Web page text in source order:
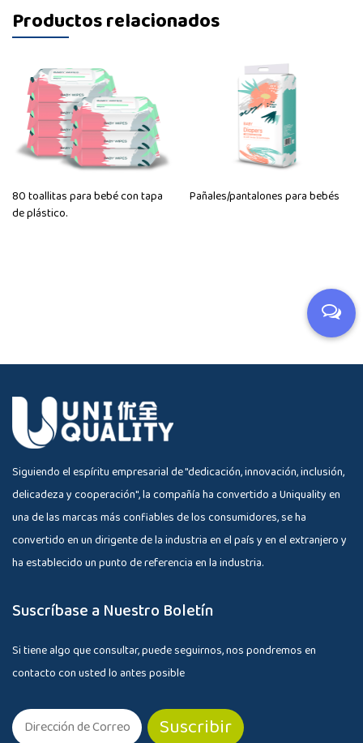
Productos relacionados
80 toallitas para bebé con tapa
de plástico.
Pañales/pantalones para bebés
Siguiendo el espíritu empresarial de "dedicación, innovación, inclusión,
delicadeza y cooperación", la compañía ha convertido a Uniquality en
una de las marcas más confiables de los consumidores, se ha
convertido en un dirigente de la industria en el país y en el extranjero y
ha establecido un punto de referencia en la industria.
Suscríbase a Nuestro Boletín
Si tiene algo que consultar, puede seguirnos, nos pondremos en
contacto con usted lo antes posible